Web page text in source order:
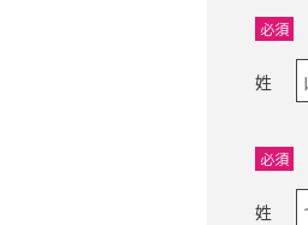
必須
姓
必須
姓